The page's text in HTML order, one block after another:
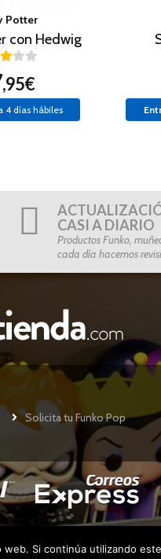
Potter
con Hedwig
,95€
4 días hábiles
CASI A DIARIO
Productos Funko,
cada día hacemos
Solicita tu Funko Pop
- Todos los derechos
Si continúa utilizando